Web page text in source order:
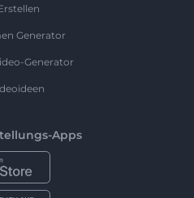
Generator
Generator
Apps